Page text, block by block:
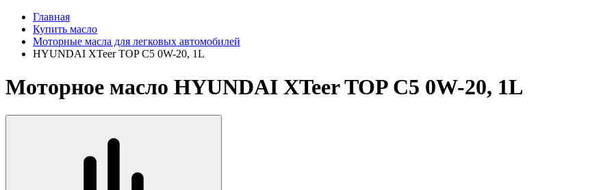
Главная
Купить масло
Моторные масла для легковых автомобилей
HYUNDAI XTeer TOP C5 0W-20, 1L
Моторное масло HYUNDAI XTeer TOP C5 0W-20, 1L